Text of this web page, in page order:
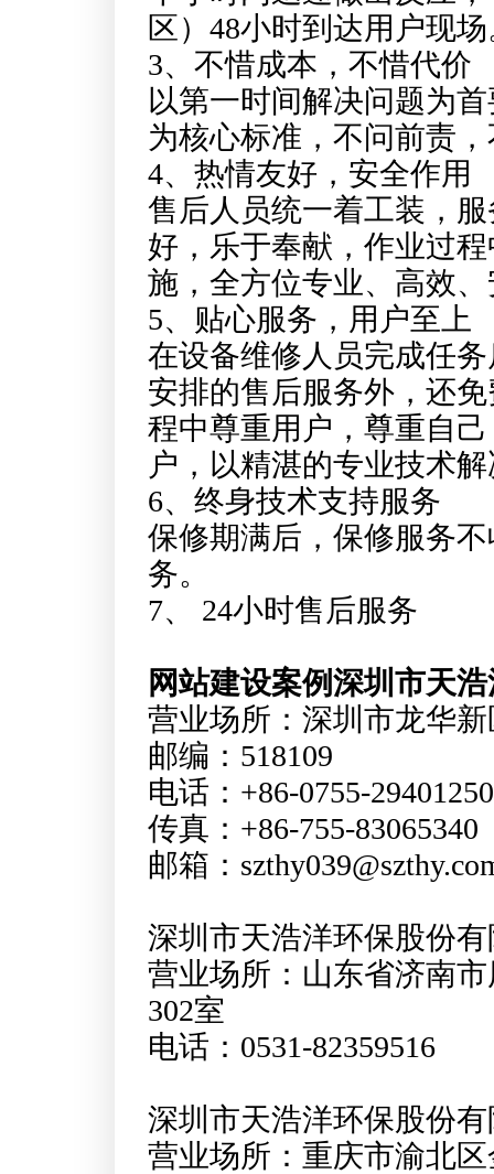
区）48小时到达用户现
3、不惜成本，不惜代价
以第一时间解决问题为
为核心标准，不问前责
4、热情友好，安全作用
售后人员统一着工装，
好，乐于奉献，作业过
施，全方位专业、高效
5、贴心服务，用户至上
在设备维修人员完成任
安排的售后服务外，还
程中尊重用户，尊重自
户，以精湛的专业技术
6、终身技术支持服务
保修期满后，保修服务
务。
7、 24小时售后服务
网站建设案例深圳市天
营业场所：深圳市龙华
邮编：518109
电话：+86-0755-
传真：+86-755-83065340
邮箱：
深圳市天浩洋环保股份
营业场所：山东省济南
302室
电话：0531-82359516
深圳市天浩洋环保股份
营业场所：重庆市渝北